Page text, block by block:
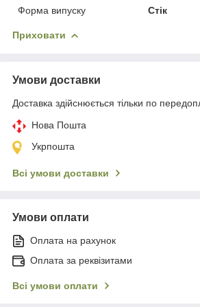
Форма випуску
Стік
Приховати
Умови доставки
Доставка здійснюється тільки по
Нова Пошта
Укрпошта
Всі умови доставки
Умови оплати
Оплата на рахунок
Оплата за реквізитами
Всі умови оплати